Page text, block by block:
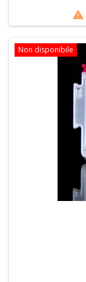

Non disponibile